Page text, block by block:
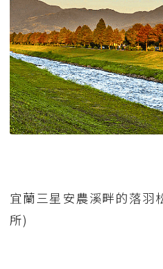
宜蘭三星安農溪畔的落羽
所)